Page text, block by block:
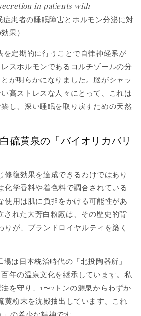
in patients with
症患者の睡眠障害とホルモン分泌に対
果）
を定期的に行うことで自律神経系が
スホルモンであるコルチゾールの分
が明らかになりました。脳がシャッ
い高ストレスな人々にとって、これは
し、深い睡眠を取り戻すための天然
硫黄泉の「バイオリカバリ
修復効果を達成できるわけではあり
化学香料や着色料で調合されている
使用は肌に負担をかける可能性があ
された大芳白粉廠は、その歴史的背
りが、ブランドロイヤルティを築く
場は日本統治時代の「北投陶器所」
年の温泉文化を継承しています。私
を守り、1〜2トンの源泉からわずか
黄粉末を沈殿抽出しています。これ
の希少な精神です。